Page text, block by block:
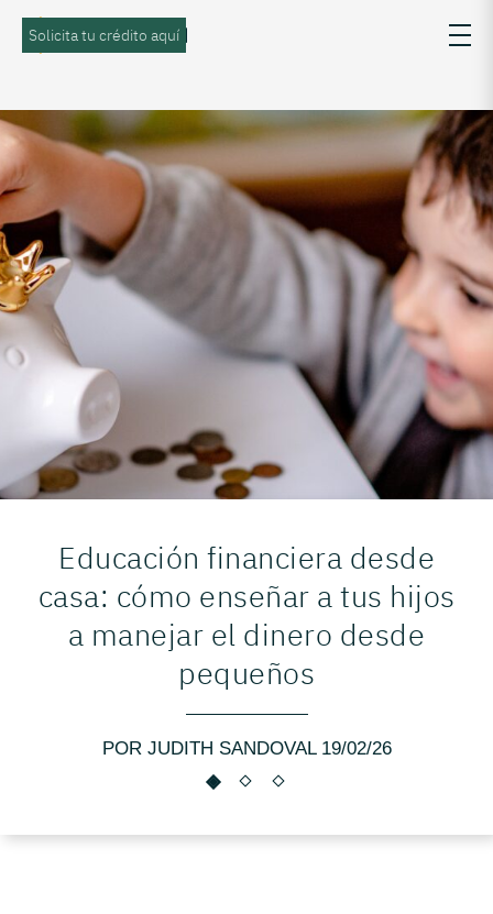
Solicita tu crédito aquí
Educación financiera desde
casa: cómo enseñar a tus hijos
a manejar el dinero desde
pequeños
POR JUDITH SANDOVAL 19/02/26